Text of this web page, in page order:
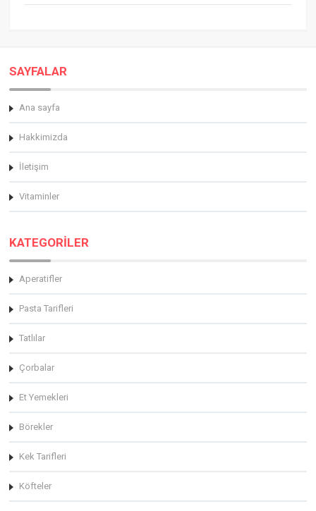
SAYFALAR
Ana sayfa
Hakkimizda
İletişim
Vitaminler
KATEGORİLER
Aperatifler
Pasta Tarifleri
Tatlılar
Çorbalar
Et Yemekleri
Börekler
Kek Tarifleri
Köfteler